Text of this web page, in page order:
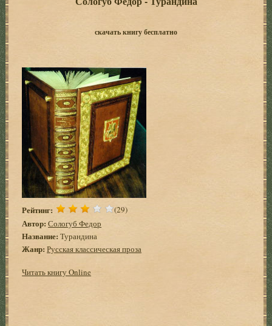
скачать книгу бесплатно
Рейтинг: (29)
Автор: Сологуб Федор
Название: Турандина
Жанр: Русская классическая проза
Читать книгу Online